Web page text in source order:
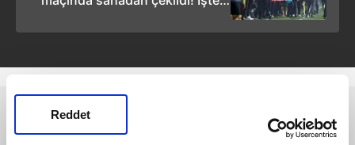
Reddet